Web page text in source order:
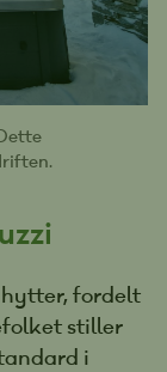
fordelt
stiller
i